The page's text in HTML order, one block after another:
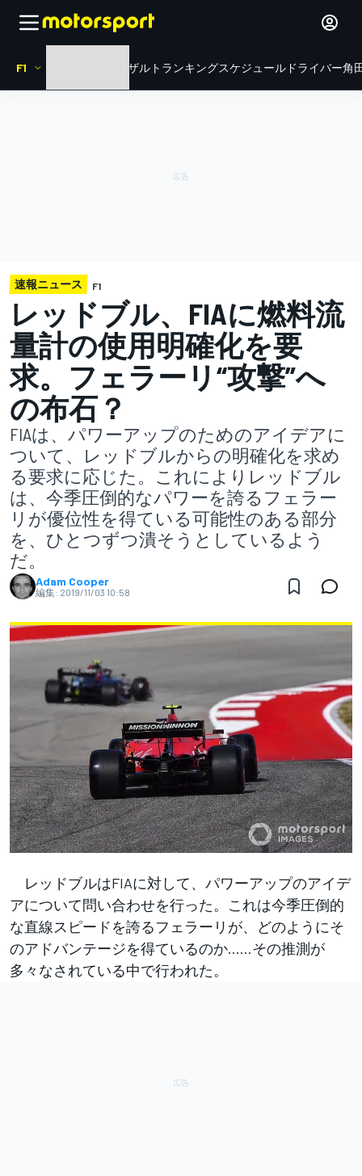
F1 リザルト ランキングスケジュール ドライバー角
速報ニュース F1
レッドブル、FIAに燃料流
量計の使用明確化を要
求。フェラーリ“攻撃”へ
の布石？
FIAは、パワーアップのためのアイデアに
ついて、レッドブルからの明確化を求め
る要求に応じた。これによりレッドブル
は、今季圧倒的なパワーを誇るフェラー
リが優位性を得ている可能性のある部分
を、ひとつずつ潰そうとしているよう
だ。
Adam Cooper
編集: 2019/11/03 10:58
レッドブルはFIAに対して、パワーアップのアイデ
アについて問い合わせを行った。これは今季圧倒的
な直線スピードを誇るフェラーリが、どのようにそ
のアドバンテージを得ているのか……その推測が
多々なされている中で行われた。